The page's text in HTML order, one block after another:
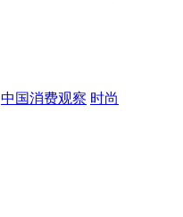
中国消费观察 时尚